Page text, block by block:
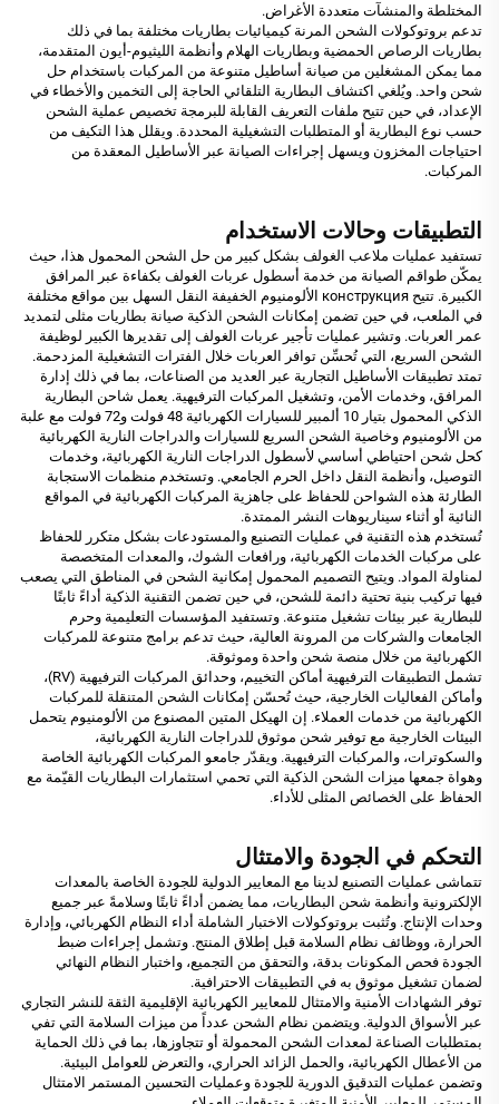
المختلطة والمنشآت متعددة الأغراض.
تدعم بروتوكولات الشحن المرنة كيميائيات بطاريات مختلفة بما في ذلك
بطاريات الرصاص الحمضية وبطاريات الهلام وأنظمة الليثيوم-أيون المتقدمة،
مما يمكن المشغلين من صيانة أساطيل متنوعة من المركبات باستخدام حل
شحن واحد. ويُلغي اكتشاف البطارية التلقائي الحاجة إلى التخمين والأخطاء في
الإعداد، في حين تتيح ملفات التعريف القابلة للبرمجة تخصيص عملية الشحن
حسب نوع البطارية أو المتطلبات التشغيلية المحددة. ويقلل هذا التكيف من
احتياجات المخزون ويسهل إجراءات الصيانة عبر الأساطيل المعقدة من
المركبات.
التطبيقات وحالات الاستخدام
تستفيد عمليات ملاعب الغولف بشكل كبير من حل الشحن المحمول هذا، حيث
يمكّن طواقم الصيانة من خدمة أسطول عربات الغولف بكفاءة عبر المرافق
الكبيرة. تتيح конструкция الألومنيوم الخفيفة النقل السهل بين مواقع مختلفة
في الملعب، في حين تضمن إمكانات الشحن الذكية صيانة بطاريات مثلى لتمديد
عمر العربات. وتشير عمليات تأجير عربات الغولف إلى تقديرها الكبير لوظيفة
الشحن السريع، التي تُحسِّن توافر العربات خلال الفترات التشغيلية المزدحمة.
تمتد تطبيقات الأساطيل التجارية عبر العديد من الصناعات، بما في ذلك إدارة
المرافق، وخدمات الأمن، وتشغيل المركبات الترفيهية. يعمل شاحن البطارية
الذكي المحمول بتيار 10 ألمبير للسيارات الكهربائية 48 فولت و72 فولت مع علبة
من الألومنيوم وخاصية الشحن السريع للسيارات والدراجات النارية الكهربائية
كحل شحن احتياطي أساسي لأسطول الدراجات النارية الكهربائية، وخدمات
التوصيل، وأنظمة النقل داخل الحرم الجامعي. وتستخدم منظمات الاستجابة
الطارئة هذه الشواحن للحفاظ على جاهزية المركبات الكهربائية في المواقع
النائية أو أثناء سيناريوهات النشر الممتدة.
تُستخدم هذه التقنية في عمليات التصنيع والمستودعات بشكل متكرر للحفاظ
على مركبات الخدمات الكهربائية، ورافعات الشوك، والمعدات المتخصصة
لمناولة المواد. ويتيح التصميم المحمول إمكانية الشحن في المناطق التي يصعب
فيها تركيب بنية تحتية دائمة للشحن، في حين تضمن التقنية الذكية أداءً ثابتًا
للبطارية عبر بيئات تشغيل متنوعة. وتستفيد المؤسسات التعليمية وحرم
الجامعات والشركات من المرونة العالية، حيث تدعم برامج متنوعة للمركبات
الكهربائية من خلال منصة شحن واحدة وموثوقة.
تشمل التطبيقات الترفيهية أماكن التخييم، وحدائق المركبات الترفيهية (RV)،
وأماكن الفعاليات الخارجية، حيث تُحسّن إمكانات الشحن المتنقلة للمركبات
الكهربائية من خدمات العملاء. إن الهيكل المتين المصنوع من الألومنيوم يتحمل
البيئات الخارجية مع توفير شحن موثوق للدراجات النارية الكهربائية،
والسكوترات، والمركبات الترفيهية. ويقدّر جامعو المركبات الكهربائية الخاصة
وهواة جمعها ميزات الشحن الذكية التي تحمي استثمارات البطاريات القيّمة مع
الحفاظ على الخصائص المثلى للأداء.
التحكم في الجودة والامتثال
تتماشى عمليات التصنيع لدينا مع المعايير الدولية للجودة الخاصة بالمعدات
الإلكترونية وأنظمة شحن البطاريات، مما يضمن أداءً ثابتًا وسلامةً عبر جميع
وحدات الإنتاج. وتُثبت بروتوكولات الاختبار الشاملة أداء النظام الكهربائي، وإدارة
الحرارة، ووظائف نظام السلامة قبل إطلاق المنتج. وتشمل إجراءات ضبط
الجودة فحص المكونات بدقة، والتحقق من التجميع، واختبار النظام النهائي
لضمان تشغيل موثوق به في التطبيقات الاحترافية.
توفر الشهادات الأمنية والامتثال للمعايير الكهربائية الإقليمية الثقة للنشر التجاري
عبر الأسواق الدولية. ويتضمن نظام الشحن عدداً من ميزات السلامة التي تفي
بمتطلبات الصناعة لمعدات الشحن المحمولة أو تتجاوزها، بما في ذلك الحماية
من الأعطال الكهربائية، والحمل الزائد الحراري، والتعرض للعوامل البيئية.
وتضمن عمليات التدقيق الدورية للجودة وعمليات التحسين المستمر الامتثال